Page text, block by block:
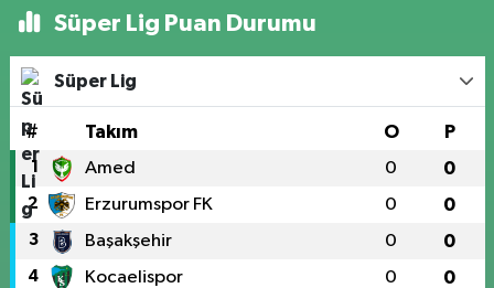
Süper Lig Puan Durumu
Süper Lig
# Takım O P
1 Amed 0 0
2 Erzurumspor FK 0 0
3 Başakşehir 0 0
4 Kocaelispor 0 0